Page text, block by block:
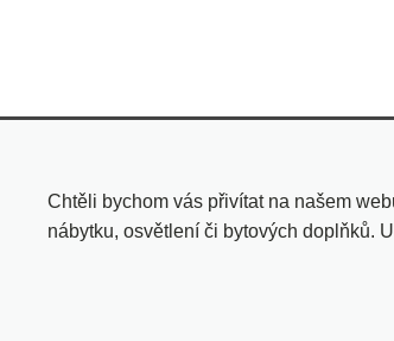
Chtěli bychom vás přivítat na našem
nábytku, osvětlení či bytových doplňků.